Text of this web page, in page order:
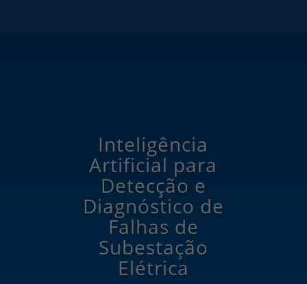
Inteligência
Artificial para
Detecção e
Diagnóstico de
Falhas de
Subestação
Elétrica